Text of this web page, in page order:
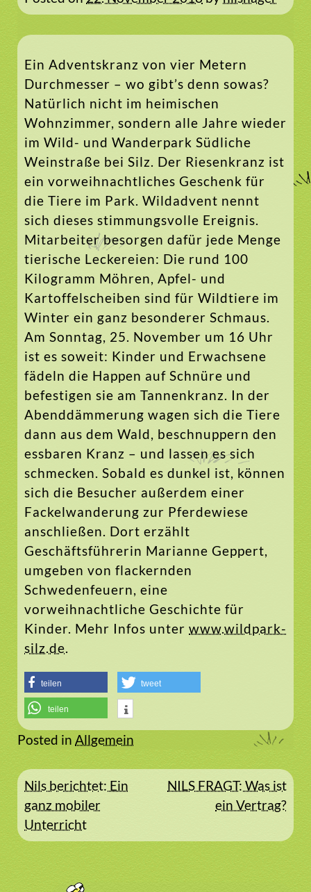
Ein Adventskranz von vier Metern
Durchmesser – wo gibt’s denn sowas?
Natürlich nicht im heimischen
Wohnzimmer, sondern alle Jahre wieder
im Wild- und Wanderpark Südliche
Weinstraße bei Silz. Der Riesenkranz ist
ein vorweihnachtliches Geschenk für
die Tiere im Park. Wildadvent nennt
sich dieses stimmungsvolle Ereignis.
Mitarbeiter besorgen dafür jede Menge
tierische Leckereien: Die rund 100
Kilogramm Möhren, Apfel- und
Kartoffelscheiben sind für Wildtiere im
Winter ein ganz besonderer Schmaus.
Am Sonntag, 25. November um 16 Uhr
ist es soweit: Kinder und Erwachsene
fädeln die Happen auf Schnüre und
befestigen sie am Tannenkranz. In der
Abenddämmerung wagen sich die Tiere
dann aus dem Wald, beschnuppern den
essbaren Kranz – und lassen es sich
schmecken. Sobald es dunkel ist, können
sich die Besucher außerdem einer
Fackelwanderung zur Pferdewiese
anschließen. Dort erzählt
Geschäftsführerin Marianne Geppert,
umgeben von flackernden
Schwedenfeuern, eine
vorweihnachtliche Geschichte für
Kinder. Mehr Infos unter www.wildpark-
silz.de.
teilen tweet
teilen
Posted in Allgemein
Beitragsnavigation
Nils berichtet: Ein
ganz mobiler
Unterricht
NILS FRAGT: Was ist
ein Vertrag?